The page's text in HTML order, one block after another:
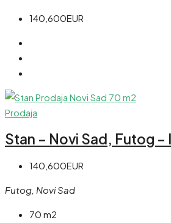
140,600EUR
Prodaja
Stan – Novi Sad, Futog –
140,600EUR
Futog, Novi Sad
70 m2